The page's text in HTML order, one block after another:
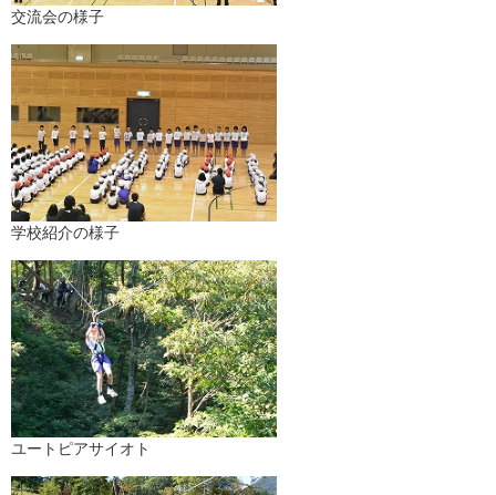
交流会の様子
学校紹介の様子
ユートピアサイオト